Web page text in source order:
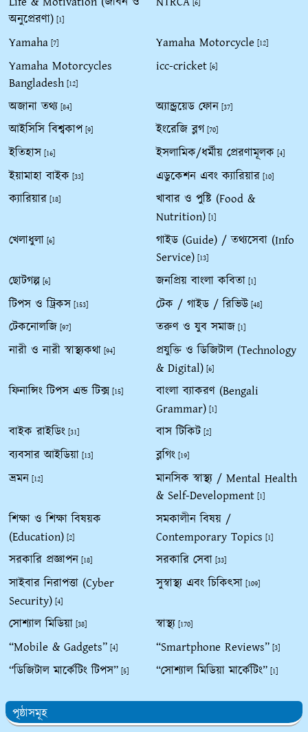
অনুপ্রেরণা) [1]
[6]
Yamaha [7] Yamaha Motorcycle [12]
Yamaha Motorcycles
Bangladesh [12]
icc-cricket [6]
অজানা তথ্য [84] অ্যান্ড্রয়েড ফোন [37]
আইসিসি বিশ্বকাপ [9] ইংরেজি ব্লগ [70]
ইতিহাস [16] ইসলামিক/ধর্মীয় প্রেরণামূলক [4]
ইয়ামাহা বাইক [33] এডুকেশন এবং ক্যারিয়ার [10]
ক্যারিয়ার [18]
খাবার ও পুষ্টি (Food &
Nutrition) [1]
খেলাধুলা [6]
গাইড (Guide) / তথ্যসেবা (Info
Service) [13]
ছোটগল্প [6] জনপ্রিয় বাংলা কবিতা [1]
টিপস ও ট্রিকস [153] টেক / গাইড / রিভিউ [48]
টেকনোলজি [97] তরুণ ও যুব সমাজ [1]
নারী ও নারী স্বাস্থ্যকথা [94]
প্রযুক্তি ও ডিজিটাল (Technology
& Digital) [6]
ফিনান্সিং টিপস এন্ড টিক্স [15]
বাংলা ব্যাকরণ (Bengali
Grammar) [1]
বাইক রাইডিং [31] বাস টিকিট [2]
ব্যবসার আইডিয়া [13] ব্লগিং [19]
ভ্রমন [12]
মানসিক স্বাস্থ্য / Mental Health
& Self-Development [1]
শিক্ষা ও শিক্ষা বিষয়ক
(Education) [2]
সমকালীন বিষয় /
Contemporary Topics [1]
সরকারি প্রজ্ঞাপন [18] সরকারি সেবা [33]
সাইবার নিরাপত্তা (Cyber
Security) [4]
সুস্বাস্থ্য এবং চিকিৎসা [109]
সোশ্যাল মিডিয়া [38] স্বাস্থ্য [170]
“Mobile & Gadgets” [4] “Smartphone Reviews” [3]
“ডিজিটাল মার্কেটিং টিপস” [5] “সোশ্যাল মিডিয়া মার্কেটিং” [1]
পৃষ্ঠাসমূহ